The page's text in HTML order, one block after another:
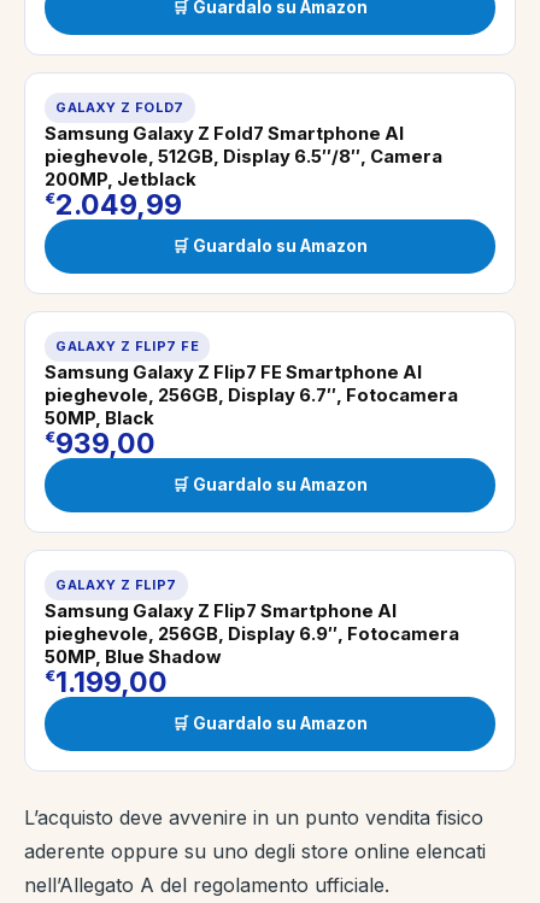
🛒 Guardalo su Amazon
GALAXY Z FOLD7
Samsung Galaxy Z Fold7 Smartphone AI
pieghevole, 512GB, Display 6.5″/8″, Camera
200MP, Jetblack
€2.049,99
🛒 Guardalo su Amazon
GALAXY Z FLIP7 FE
Samsung Galaxy Z Flip7 FE Smartphone AI
pieghevole, 256GB, Display 6.7″, Fotocamera
50MP, Black
€939,00
🛒 Guardalo su Amazon
GALAXY Z FLIP7
Samsung Galaxy Z Flip7 Smartphone AI
pieghevole, 256GB, Display 6.9″, Fotocamera
50MP, Blue Shadow
€1.199,00
🛒 Guardalo su Amazon
L’acquisto deve avvenire in un punto vendita fisico
aderente oppure su uno degli store online elencati
nell’Allegato A del regolamento ufficiale.